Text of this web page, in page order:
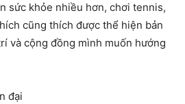
sức khỏe nhiều hơn, chơi tennis,
cũng thích được thể hiện bản
và cộng đồng mình muốn hướng
đại